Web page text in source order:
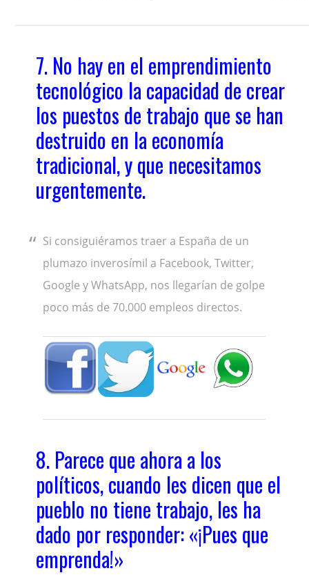
7. No hay en el emprendimiento
tecnológico la capacidad de crear
los puestos de trabajo que se han
destruido en la economía
tradicional, y que necesitamos
urgentemente.
Si consiguiéramos traer a España de un
plumazo inverosímil a Facebook, Twitter,
Google y WhatsApp, nos llegarían de golpe
poco más de 70.000 empleos directos.
8. Parece que ahora a los
políticos, cuando les dicen que el
pueblo no tiene trabajo, les ha
dado por responder: «¡Pues que
emprenda!»